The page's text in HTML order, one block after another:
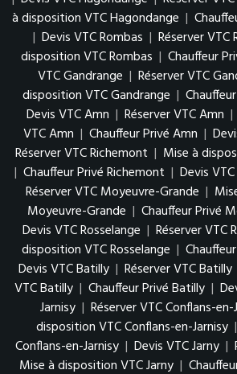
à disposition VTC Hagondange |
| Devis VTC Rombas | Réserver VTC
disposition VTC Rombas | Chauffeur
VTC Gandrange | Réserver VTC
disposition VTC Gandrange |
Devis VTC Amn | Réserver VTC Amn |
VTC Amn | Chauffeur Privé Amn |
Réserver VTC Richemont | Mise à
| Chauffeur Privé Richemont | Devis
Réserver VTC Moyeuvre-Grande |
Moyeuvre-Grande | Chauffeur Privé
Devis VTC Rosselange | Réserver VTC
disposition VTC Rosselange |
Devis VTC Batilly | Réserver VTC Batilly
VTC Batilly | Chauffeur Privé Batilly |
Jarnisy | Réserver VTC Conflans-en-
disposition VTC Conflans-en-Jarnisy |
Conflans-en-Jarnisy | Devis VTC Jarny |
Mise à disposition VTC Jarny |